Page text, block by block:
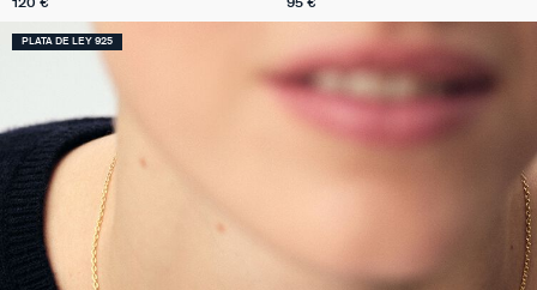
120 € 95 €
PLATA DE LEY 925